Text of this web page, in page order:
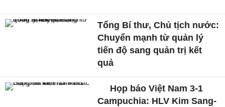
Tổng Bí thư, Chủ tịch nước:
Chuyển mạnh từ quản lý
tiến độ sang quản trị kết
quả
Họp báo Việt Nam 3-1
Campuchia: HLV Kim Sang-